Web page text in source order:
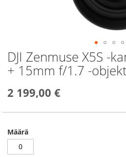
DJI Zenmuse X5S -
+ 15mm f/1.7 -
2 199,00 €
Määrä
Skip
to
the
of